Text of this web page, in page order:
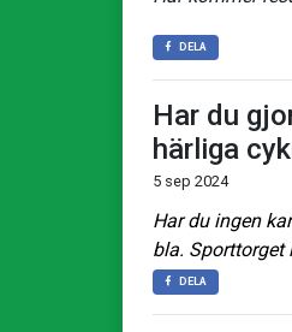
DELA
Har du
härliga
5 sep 2024
Har du ingen
bla. Sporttorget
DELA